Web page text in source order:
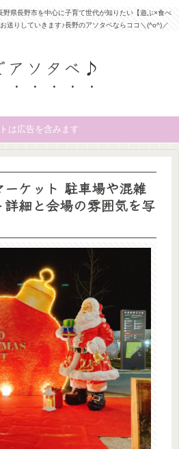
県長野市を中心に子育て世代が知りたい【遊ぶ×食べ
送りしていきます♪長野のアソタベならココ＼(^o^)／
アソタベ♪
は広告を含みます
ケット 駐車場や混雑
細と会場の雰囲気を写